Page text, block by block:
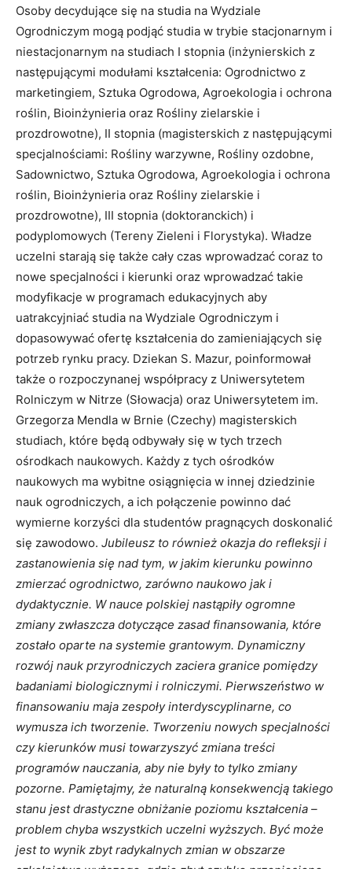
Osoby decydujące się na studia na Wydziale
Ogrodniczym mogą podjąć studia w trybie stacjonarnym i
niestacjonarnym na studiach I stopnia (inżynierskich z
następującymi modułami kształcenia: Ogrodnictwo z
marketingiem, Sztuka Ogrodowa, Agroekologia i ochrona
roślin, Bioinżynieria oraz Rośliny zielarskie i
prozdrowotne), II stopnia (magisterskich z następującymi
specjalnościami: Rośliny warzywne, Rośliny ozdobne,
Sadownictwo, Sztuka Ogrodowa, Agroekologia i ochrona
roślin, Bioinżynieria oraz Rośliny zielarskie i
prozdrowotne), III stopnia (doktoranckich) i
podyplomowych (Tereny Zieleni i Florystyka). Władze
uczelni starają się także cały czas wprowadzać coraz to
nowe specjalności i kierunki oraz wprowadzać takie
modyfikacje w programach edukacyjnych aby
uatrakcyjniać studia na Wydziale Ogrodniczym i
dopasowywać ofertę kształcenia do zamieniających się
potrzeb rynku pracy. Dziekan S. Mazur, poinformował
także o rozpoczynanej współpracy z Uniwersytetem
Rolniczym w Nitrze (Słowacja) oraz Uniwersytetem im.
Grzegorza Mendla w Brnie (Czechy) magisterskich
studiach, które będą odbywały się w tych trzech
ośrodkach naukowych. Każdy z tych ośrodków
naukowych ma wybitne osiągnięcia w innej dziedzinie
nauk ogrodniczych, a ich połączenie powinno dać
wymierne korzyści dla studentów pragnących doskonalić
się zawodowo. Jubileusz to również okazja do refleksji i
zastanowienia się nad tym, w jakim kierunku powinno
zmierzać ogrodnictwo, zarówno naukowo jak i
dydaktycznie. W nauce polskiej nastąpiły ogromne
zmiany zwłaszcza dotyczące zasad finansowania, które
zostało oparte na systemie grantowym. Dynamiczny
rozwój nauk przyrodniczych zaciera granice pomiędzy
badaniami biologicznymi i rolniczymi. Pierwszeństwo w
finansowaniu maja zespoły interdyscyplinarne, co
wymusza ich tworzenie. Tworzeniu nowych specjalności
czy kierunków musi towarzyszyć zmiana treści
programów nauczania, aby nie były to tylko zmiany
pozorne. Pamiętajmy, że naturalną konsekwencją takiego
stanu jest drastyczne obniżanie poziomu kształcenia –
problem chyba wszystkich uczelni wyższych. Być może
jest to wynik zbyt radykalnych zmian w obszarze